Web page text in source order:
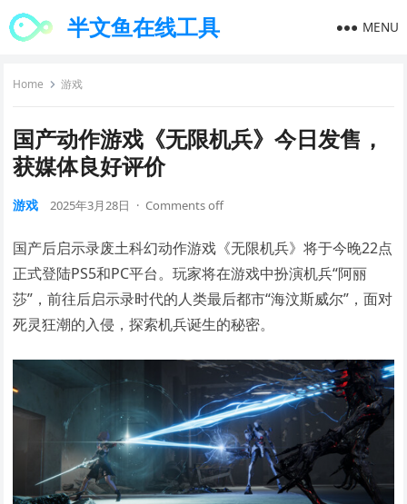
半文鱼在线工具 MENU
Home 游戏
国产动作游戏《无限机兵》今日发售，
获媒体良好评价
游戏 2025年3月28日 · Comments off
国产后启示录废土科幻动作游戏《无限机兵》将于今晚22点
正式登陆PS5和PC平台。玩家将在游戏中扮演机兵“阿丽
莎”，前往后启示录时代的人类最后都市“海汶斯威尔”，面对
死灵狂潮的入侵，探索机兵诞生的秘密。